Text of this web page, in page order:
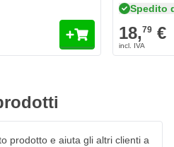
(struttura a rete)
/ rivestita in ceramica
velcro
su resina
a cordolo chiuso
Spedito
18,79 €
prodotto e aiuta gli altri clienti a